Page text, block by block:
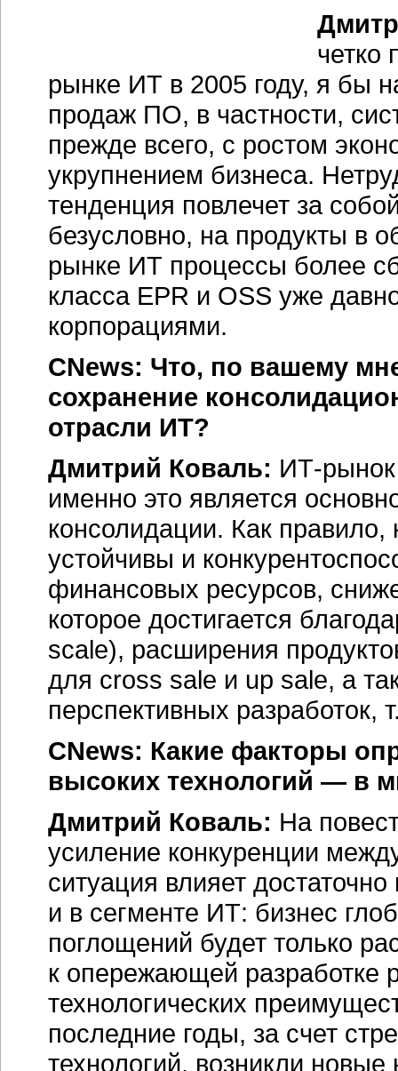
четко
рынке ИТ в 2005 году, я бы
продаж ПО, в частности,
прежде всего, с ростом
укрупнением бизнеса.
тенденция повлечет за
безусловно, на продукты в
рынке ИТ процессы более
класса EPR и OSS уже
корпорациями.
CNews: Что, по вашему
сохранение
отрасли ИТ?
Дмитрий Коваль: ИТ-рынок
именно это является
консолидации. Как
устойчивы и
финансовых ресурсов,
которое достигается
scale), расширения
для cross sale и up sale, а
перспективных разработок,
CNews: Какие факторы
высоких технологий — в
Дмитрий Коваль: На
усиление конкуренции
ситуация влияет
и в сегменте ИТ: бизнес
поглощений будет только
к опережающей разработке
технологических
последние годы, за счет
технологий, возникли